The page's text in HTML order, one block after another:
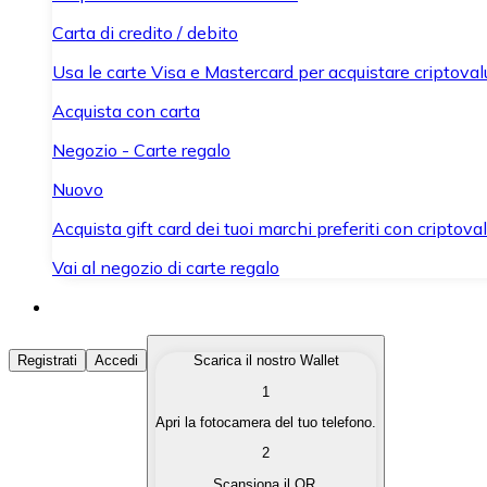
Carta di credito / debito
Usa le carte Visa e Mastercard per acquistare
Acquista con carta
Negozio - Carte regalo
Nuovo
Acquista gift card dei tuoi marchi preferiti con
Vai al negozio di carte regalo
Acquista Criptovalute
Acquista le criptovalute che ti interessano in modo
Converti le tue criptovalute in valuta fiat quando ne hai
Registrati Accedi
Scarica il nostro Wallet
1
Apri la fotocamera del tuo telefono.
2